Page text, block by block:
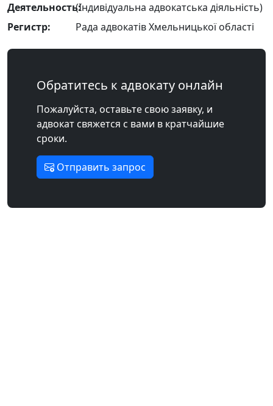
Деятельность:(Індивідуальна адвокатська діяльність)
Регистр:
Рада адвокатів Хмельницької області
Обратитесь к адвокату онлайн
Пожалуйста, оставьте свою заявку, и
адвокат свяжется с вами в кратчайшие
сроки.
Отправить запрос